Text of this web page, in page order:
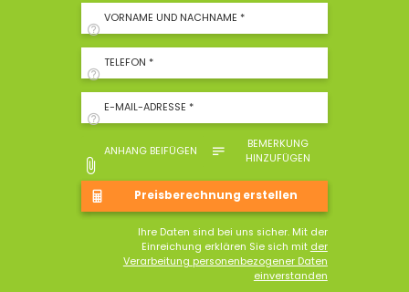
VORNAME UND NACHNAME *
TELEFON *
E-MAIL-ADRESSE *
ANHANG BEIFÜGEN
BEMERKUNG
HINZUFÜGEN
Ihre Daten sind bei uns sicher. Mit der
Einreichung erklären Sie sich mit der
Verarbeitung personenbezogener Daten
einverstanden